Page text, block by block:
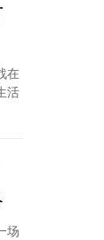
在
活
场